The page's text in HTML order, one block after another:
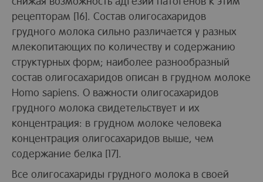
рецепторам [16]. Состав олигосахаридов
грудного молока сильно различается у разных
млекопитающих по количеству и содержанию
структурных форм; наиболее разнообразный
состав олигосахаридов описан в грудном молоке
Homo sapiens. О важности олигосахаридов
грудного молока свидетельствует и их
концентрация: в грудном молоке человека
концентрация олигосахаридов выше, чем
содержание белка [17].
Все олигосахариды грудного молока в своей